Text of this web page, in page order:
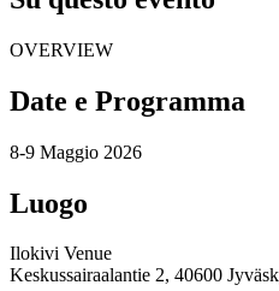
OVERVIEW
Date e Programma
8-9 Maggio 2026
Luogo
Ilokivi Venue
Keskussairaalantie 2, 40600